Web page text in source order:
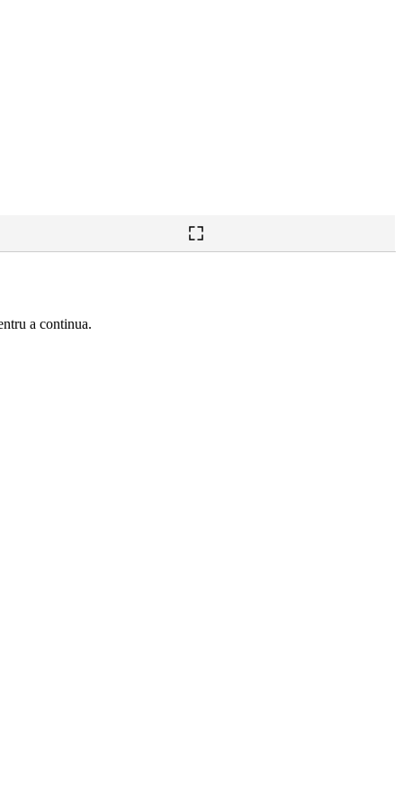
a continua.